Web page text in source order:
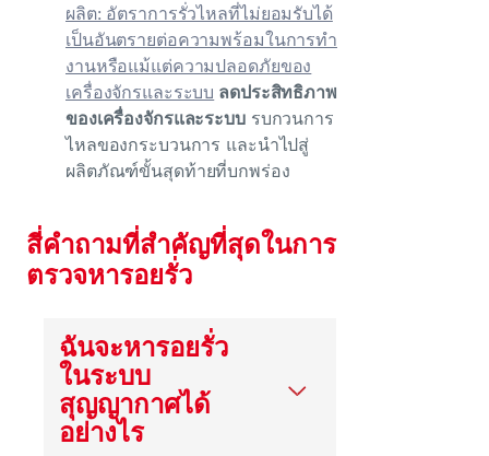
ผลิต: อัตราการรั่วไหลที่ไม่ยอมรับได้
เป็นอันตรายต่อความพร้อมในการทํา
งานหรือแม้แต่ความปลอดภัยของ
เครื่องจักรและระบบ ลดประสิทธิภาพ
ของเครื่องจักรและระบบรบกวนการ
ไหลของกระบวนการ และนําไปสู่
ผลิตภัณฑ์ขั้นสุดท้ายที่บกพร่อง
สี่คําถามที่สําคัญที่สุดในการ
ตรวจหารอยรั่ว
ฉันจะหารอยรั่ว
ในระบบ
สุญญากาศได้
อย่างไร